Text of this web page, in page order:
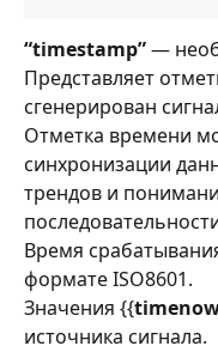
“timestamp” —
Представляет
сгенерирован
Отметка времени
синхронизации
трендов и
Время
формате ISO8601.
Значения {{
источника сигнала.